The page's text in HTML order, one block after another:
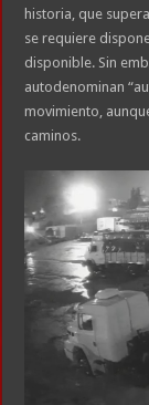
historia, que
se requiere
disponible. Sin
autodenominan
movimiento,
caminos.